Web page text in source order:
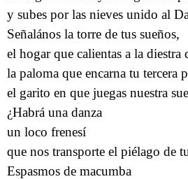
y subes por las nieves unido al
Señalános la torre de tus sueños,
el hogar que calientas a la diestra
la paloma que encarna tu tercera
el garito en que juegas nuestra
¿Habrá una danza
un loco frenesí
que nos transporte el piélago de
Espasmos de macumba